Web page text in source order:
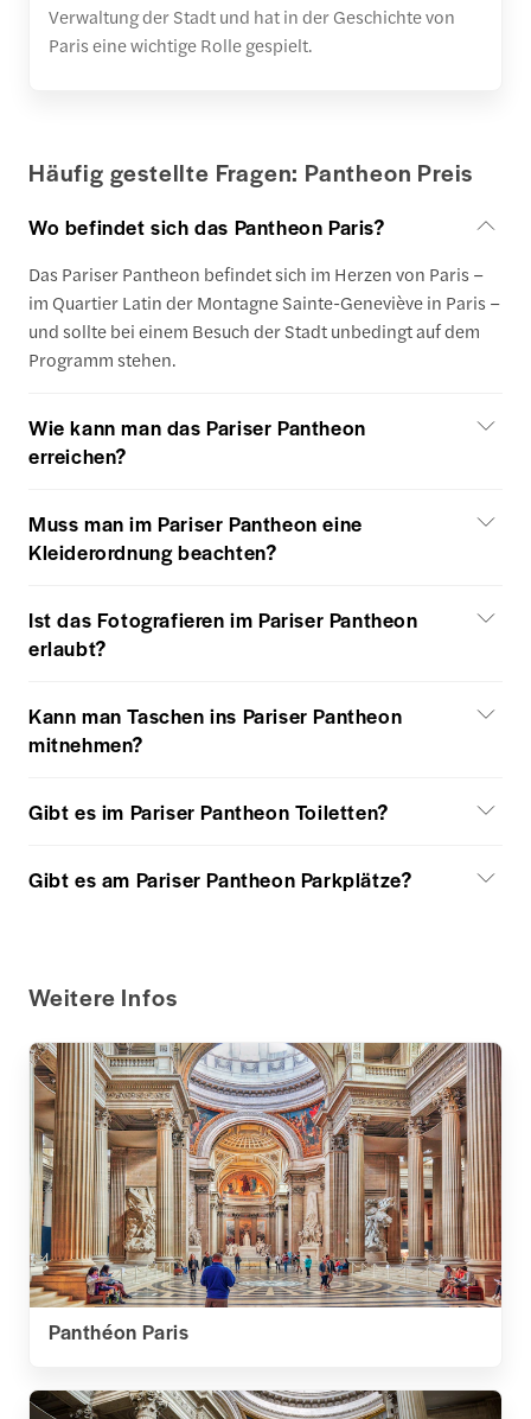
Verwaltung der Stadt und hat in der Geschichte von
Paris eine wichtige Rolle gespielt.
Häufig gestellte Fragen: Pantheon Preis
Wo befindet sich das Pantheon Paris?
Das Pariser Pantheon befindet sich im Herzen von Paris –
im Quartier Latin der Montagne Sainte-Geneviève in Paris –
und sollte bei einem Besuch der Stadt unbedingt auf dem
Programm stehen.
Wie kann man das Pariser Pantheon
erreichen?
Muss man im Pariser Pantheon eine
Kleiderordnung beachten?
Ist das Fotografieren im Pariser Pantheon
erlaubt?
Kann man Taschen ins Pariser Pantheon
mitnehmen?
Gibt es im Pariser Pantheon Toiletten?
Gibt es am Pariser Pantheon Parkplätze?
Weitere Infos
Panthéon Paris